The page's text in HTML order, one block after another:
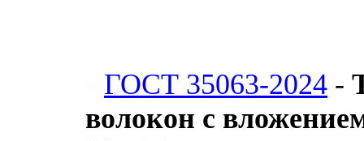
ГОСТ 35063-2024 -
волокон с